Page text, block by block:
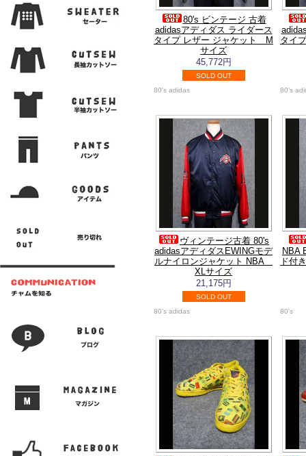
80's ビンテージ 古着
adidasアディダス ライダース
タイプ レザー ジャケット M
サイズ
45,772円
SOLD OUT
80's adidas
タイ
80's
ヴィンテージ古着 80's
adidasアディダスEWINGモデ
ルナイロンジャケット NBA
XLサイズ
21,175円
SOLD OUT
80's adidas
NBA
ド付
80's